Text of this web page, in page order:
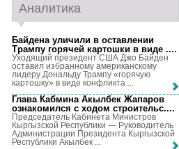
Аналитика
Байдена уличили в оставлении
Трампу горячей картошки в виде ....
Уходящий президент США Джо Байден
оставил избранному американскому
лидеру Дональду Трампу «горячую
картошку» в виде конфликта ...
Глава Кабмина Акылбек Жапаров
ознакомился с ходом строительс....
Председатель Кабинета Министров
Кыргызской Республики — Руководитель
Администрации Президента Кыргызской
Республики Акылбек ...